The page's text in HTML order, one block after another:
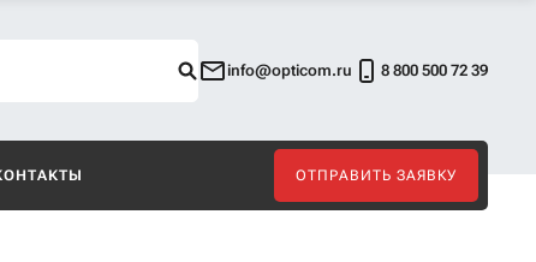
info@opticom.ru 8 800 500 72 39
ОТПРАВИТЬ ЗАЯВКУ